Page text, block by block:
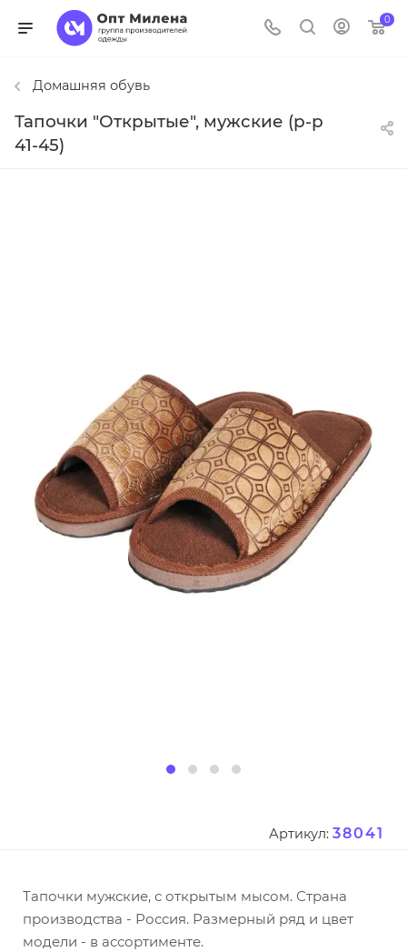
0
Домашняя обувь
Тапочки "Открытые", мужские (р-р
41-45)
Артикул: 38041
Тапочки мужские, с открытым мысом. Страна
производства - Россия. Размерный ряд и цвет
модели - в ассортименте.